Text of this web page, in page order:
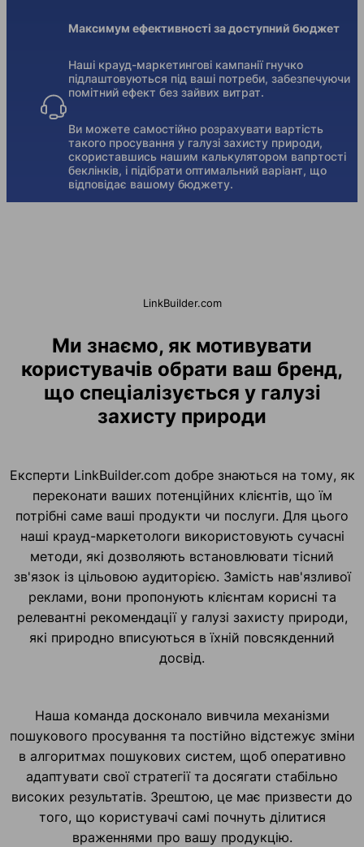
Максимум ефективності за доступний бюджет
Наші крауд-маркетингові кампанії гнучко
підлаштовуються під ваші потреби, забезпечуючи
помітний ефект без зайвих витрат.
Ви можете самостійно розрахувати вартість
такого просування у галузі захисту природи,
скориставшись нашим калькулятором вапртості
беклінків, і підібрати оптимальний варіант, що
відповідає вашому бюджету.
LinkBuilder.com
Ми знаємо, як мотивувати
користувачів обрати ваш бренд,
що спеціалізується у галузі
захисту природи
Експерти LinkBuilder.com добре знаються на тому, як
переконати ваших потенційних клієнтів, що їм
потрібні саме ваші продукти чи послуги. Для цього
наші крауд-маркетологи використовують сучасні
методи, які дозволяють встановлювати тісний
зв'язок із цільовою аудиторією. Замість нав'язливої
реклами, вони пропонують клієнтам корисні та
релевантні рекомендації у галузі захисту природи,
які природно вписуються в їхній повсякденний
досвід.
Наша команда досконало вивчила механізми
пошукового просування та постійно відстежує зміни
в алгоритмах пошукових систем, щоб оперативно
адаптувати свої стратегії та досягати стабільно
високих результатів. Зрештою, це має призвести до
того, що користувачі самі почнуть ділитися
враженнями про вашу продукцію.